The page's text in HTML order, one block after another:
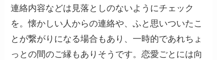
連絡内容などは見落としのないようにチェック
を。懐かしい人からの連絡や、ふと思いついたこ
とが繋がりになる場合もあり、一時的であれちょ
っとの間のご縁もありそうです。恋愛ごとには向